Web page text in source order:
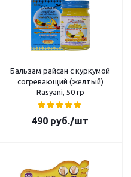
Бальзам райсан с куркумой
согревающий (желтый)
Rasyani, 50 гр
490 руб./шт